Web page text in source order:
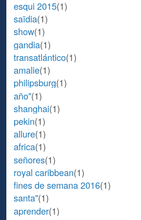
esqui 2015(1)
saïdia(1)
show(1)
gandia(1)
transatlántico(1)
amalie(1)
philipsburg(1)
año"(1)
shanghai(1)
pekin(1)
allure(1)
africa(1)
señores(1)
royal caribbean(1)
fines de semana 2016(1)
santa"(1)
aprender(1)